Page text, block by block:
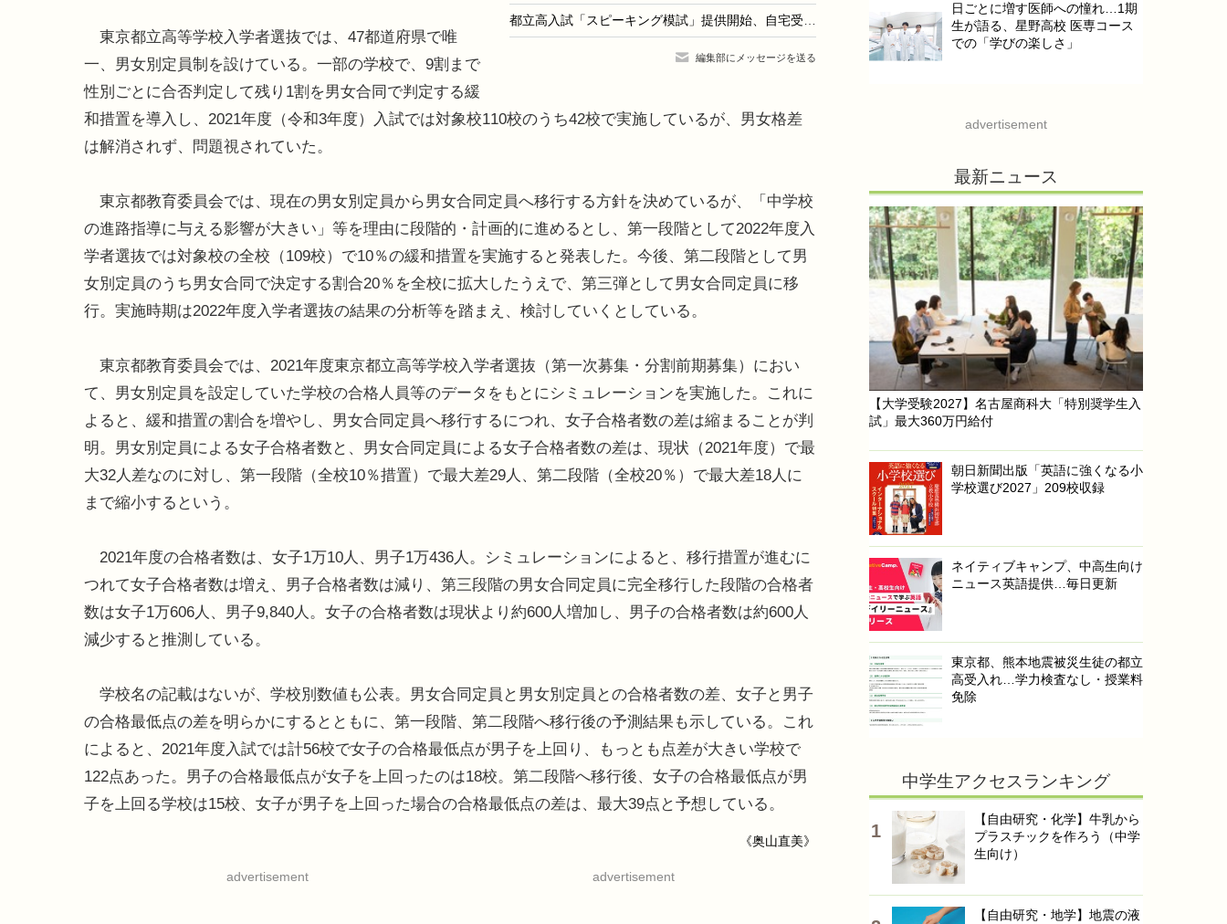
都立高入試「スピーキング模試」提供開始、自宅受験で全4回
編集部にメッセージを送る
東京都立高等学校入学者選抜では、47都道府県で唯
一、男女別定員制を設けている。一部の学校で、9割まで
性別ごとに合否判定して残り1割を男女合同で判定する緩
和措置を導入し、2021年度（令和3年度）入試では対象校110校のうち42校で実施しているが、男女格差
は解消されず、問題視されていた。
東京都教育委員会では、現在の男女別定員から男女合同定員へ移行する方針を決めているが、「中学校
の進路指導に与える影響が大きい」等を理由に段階的・計画的に進めるとし、第一段階として2022年度入
学者選抜では対象校の全校（109校）で10％の緩和措置を実施すると発表した。今後、第二段階として男
女別定員のうち男女合同で決定する割合20％を全校に拡大したうえで、第三弾として男女合同定員に移
行。実施時期は2022年度入学者選抜の結果の分析等を踏まえ、検討していくとしている。
東京都教育委員会では、2021年度東京都立高等学校入学者選抜（第一次募集・分割前期募集）におい
て、男女別定員を設定していた学校の合格人員等のデータをもとにシミュレーションを実施した。これに
よると、緩和措置の割合を増やし、男女合同定員へ移行するにつれ、女子合格者数の差は縮まることが判
明。男女別定員による女子合格者数と、男女合同定員による女子合格者数の差は、現状（2021年度）で最
大32人差なのに対し、第一段階（全校10％措置）で最大差29人、第二段階（全校20％）で最大差18人に
まで縮小するという。
2021年度の合格者数は、女子1万10人、男子1万436人。シミュレーションによると、移行措置が進むに
つれて女子合格者数は増え、男子合格者数は減り、第三段階の男女合同定員に完全移行した段階の合格者
数は女子1万606人、男子9,840人。女子の合格者数は現状より約600人増加し、男子の合格者数は約600人
減少すると推測している。
学校名の記載はないが、学校別数値も公表。男女合同定員と男女別定員との合格者数の差、女子と男子
の合格最低点の差を明らかにするとともに、第一段階、第二段階へ移行後の予測結果も示している。これ
によると、2021年度入試では計56校で女子の合格最低点が男子を上回り、もっとも点差が大きい学校で
122点あった。男子の合格最低点が女子を上回ったのは18校。第二段階へ移行後、女子の合格最低点が男
子を上回る学校は15校、女子が男子を上回った場合の合格最低点の差は、最大39点と予想している。
《奥山直美》
advertisement advertisement
日ごとに増す医師への憧れ…1期
生が語る、星野高校 医専コース
での「学びの楽しさ」
advertisement
最新ニュース
【大学受験2027】名古屋商科大「特別奨学生入
試」最大360万円給付
朝日新聞出版「英語に強くなる小
学校選び2027」209校収録
ネイティブキャンプ、中高生向け
ニュース英語提供…毎日更新
東京都、熊本地震被災生徒の都立
高受入れ…学力検査なし・授業料
免除
中学生アクセスランキング
【自由研究・化学】牛乳から
プラスチックを作ろう（中学
生向け）
【自由研究・地学】地震の液